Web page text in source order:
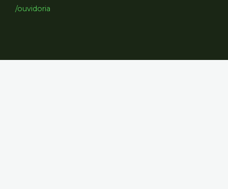
/ouvidoria